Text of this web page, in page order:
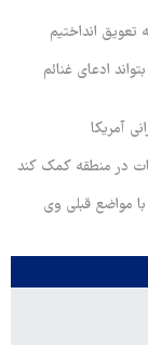
تعویق انداختیم
ادعای غنائم
آمریکا
در منطقه کمک کند
مواضع قبلی وی